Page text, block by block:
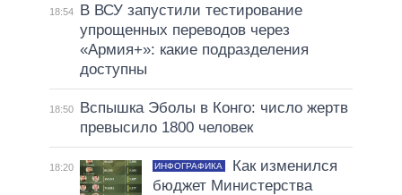
18:54
В ВСУ запустили тестирование
упрощенных переводов через
«Армия+»: какие подразделения
доступны
18:50
Вспышка Эболы в Конго: число жертв
превысило 1800 человек
18:20 ИНФОГРАФИКА
Как изменился
бюджет Министерства